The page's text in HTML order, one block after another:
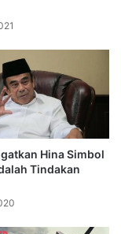
Hina Simbol
Tindakan